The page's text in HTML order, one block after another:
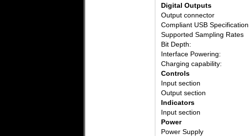
Digital Outputs
Output connector
Compliant USB Specification
Supported Sampling Rates
Bit Depth:
Interface Powering:
Charging capability:
Controls
Input section
Output section
Indicators
Input section
Power
Power Supply